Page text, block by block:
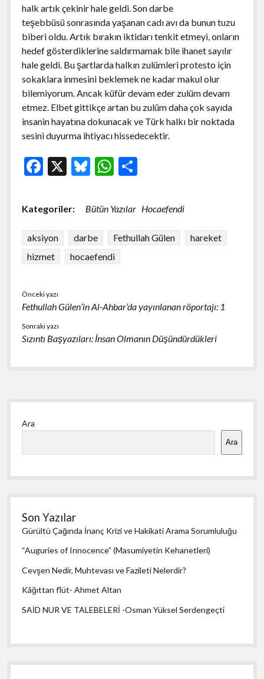
halk artık çekinir hale geldi. Son darbe
teşebbüsü sonrasında yaşanan cadı avı da bunun tuzu
biberi oldu. Artık bırakın iktidarı tenkit etmeyi, onların
hedef gösterdiklerine saldırmamak bile ihanet sayılır
hale geldi. Bu şartlarda halkın zulümleri protesto için
sokaklara inmesini beklemek ne kadar makul olur
bilemiyorum. Ancak küfür devam eder zulüm devam
etmez. Elbet gittikçe artan bu zulüm daha çok sayıda
insanin hayatına dokunacak ve Türk halkı bir noktada
sesini duyurma ihtiyacı hissedecektir.
F
e
o
o
X Bl
es
W
at
A
p
S
ar
Kategoriler: Bütün Yazılar Hocaefendi
aksiyon darbe Fethullah Gülen
hareket
hizmet
hocaefendi
Önceki yazı
Fethullah Gülen’in Al-Ahbar’da yayınlanan röportajı: 1
Sonraki yazı
Sızıntı Başyazıları: İnsan Olmanın Düşündürdükleri
Yan
Menü
Ara
Ara
Son Yazılar
Gürültü Çağında İnanç Krizi ve Hakikati Arama Sorumluluğu
“Auguries of Innocence” (Masumiyetin Kehanetleri)
Cevşen Nedir, Muhtevası ve Fazileti Nelerdir?
Kâğıttan flüt- Ahmet Altan
SAİD NUR VE TALEBELERİ -Osman Yüksel Serdengeçti